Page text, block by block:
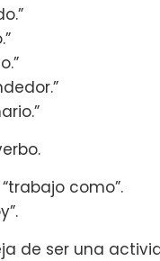
como”.
de ser una